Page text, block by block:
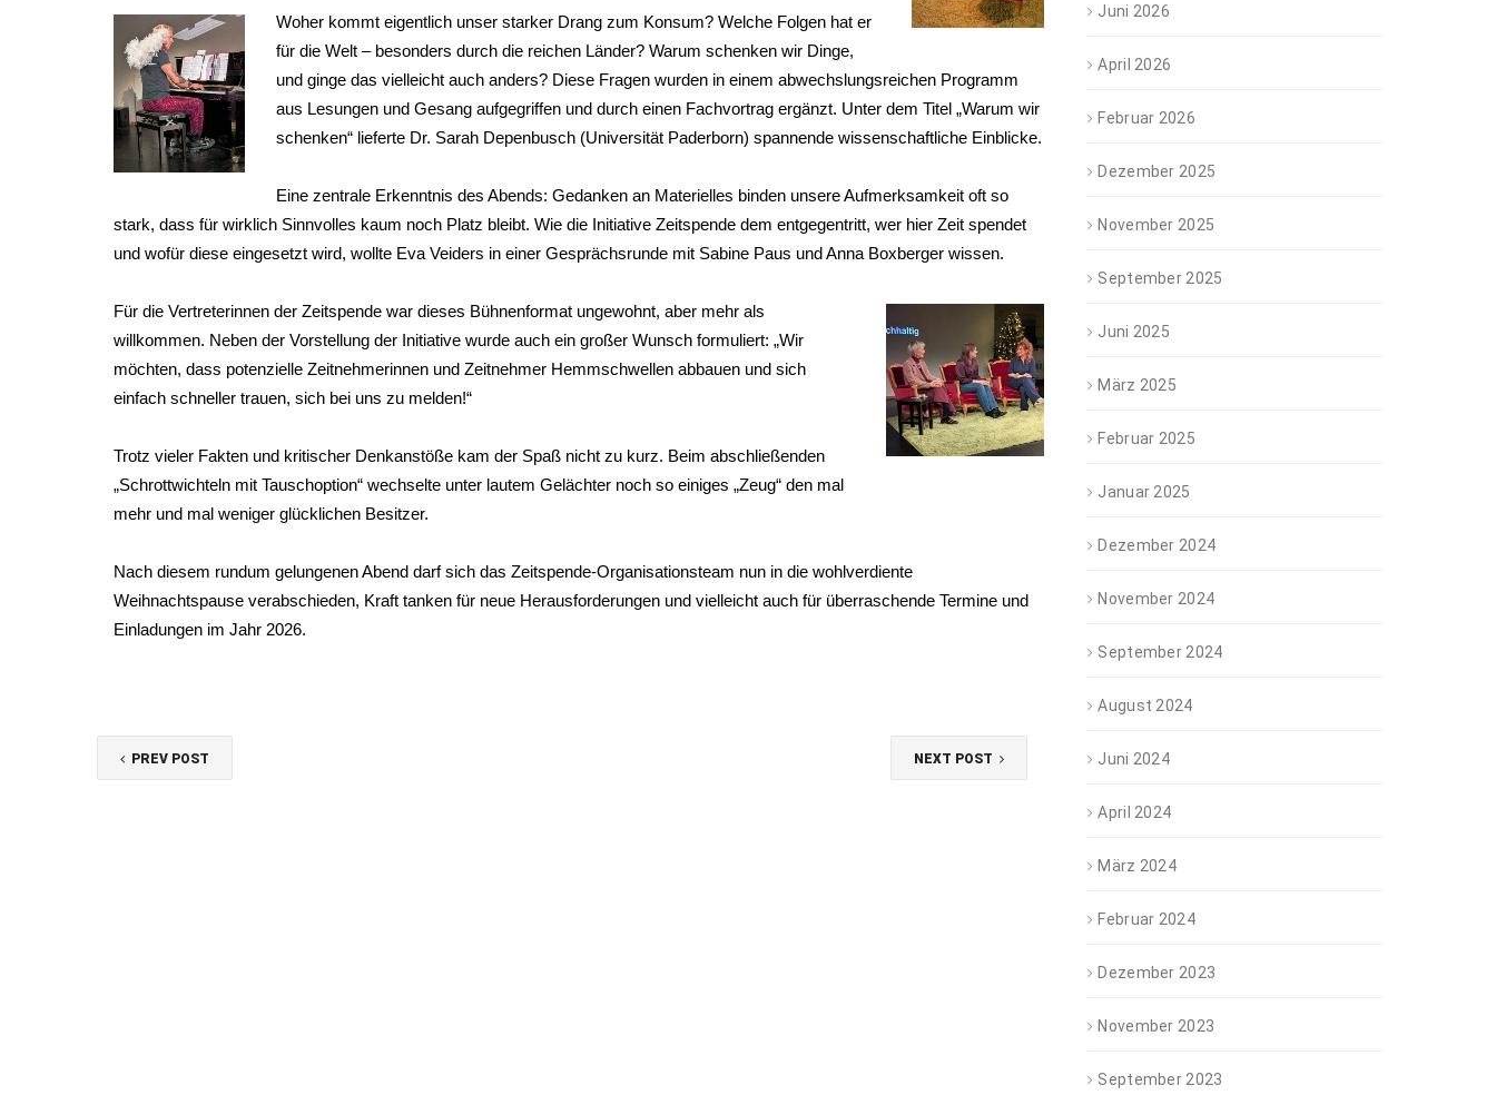
Woher kommt eigentlich unser starker Drang zum Konsum? Welche Folgen hat er
für die Welt – besonders durch die reichen Länder? Warum schenken wir Dinge,
und ginge das vielleicht auch anders? Diese Fragen wurden in einem abwechslungsreichen Programm
aus Lesungen und Gesang aufgegriffen und durch einen Fachvortrag ergänzt. Unter dem Titel „Warum wir
schenken“ lieferte Dr. Sarah Depenbusch (Universität Paderborn) spannende wissenschaftliche Einblicke.
Eine zentrale Erkenntnis des Abends: Gedanken an Materielles binden unsere Aufmerksamkeit oft so
stark, dass für wirklich Sinnvolles kaum noch Platz bleibt. Wie die Initiative Zeitspende dem entgegentritt, wer hier Zeit spendet
und wofür diese eingesetzt wird, wollte Eva Veiders in einer Gesprächsrunde mit Sabine Paus und Anna Boxberger wissen.
Für die Vertreterinnen der Zeitspende war dieses Bühnenformat ungewohnt, aber mehr als
willkommen. Neben der Vorstellung der Initiative wurde auch ein großer Wunsch formuliert: „Wir
möchten, dass potenzielle Zeitnehmerinnen und Zeitnehmer Hemmschwellen abbauen und sich
einfach schneller trauen, sich bei uns zu melden!“
Trotz vieler Fakten und kritischer Denkanstöße kam der Spaß nicht zu kurz. Beim abschließenden
„Schrottwichteln mit Tauschoption“ wechselte unter lautem Gelächter noch so einiges „Zeug“ den mal
mehr und mal weniger glücklichen Besitzer.
Nach diesem rundum gelungenen Abend darf sich das Zeitspende-Organisationsteam nun in die wohlverdiente
Weihnachtspause verabschieden, Kraft tanken für neue Herausforderungen und vielleicht auch für überraschende Termine und
Einladungen im Jahr 2026.
PREV POST NEXT POST
Juni 2026
April 2026
Februar 2026
Dezember 2025
November 2025
September 2025
Juni 2025
März 2025
Februar 2025
Januar 2025
Dezember 2024
November 2024
September 2024
August 2024
Juni 2024
April 2024
März 2024
Februar 2024
Dezember 2023
November 2023
September 2023